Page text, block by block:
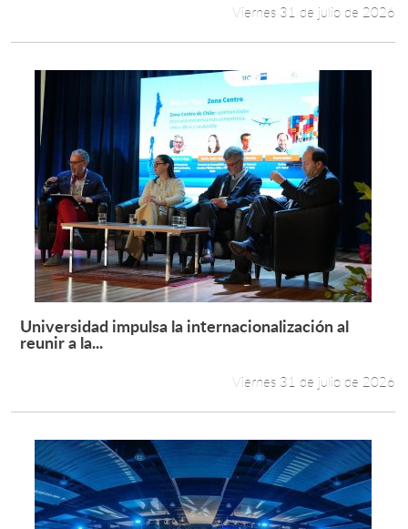
Viernes 31 de julio de 2026
Leer más +
Universidad impulsa la internacionalización al
reunir a la...
Viernes 31 de julio de 2026